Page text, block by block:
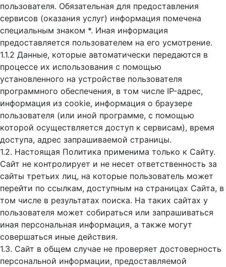
пользователя. Обязательная для предоставления
сервисов (оказания услуг) информация помечена
специальным знаком *. Иная информация
предоставляется пользователем на его усмотрение.
1.1.2 Данные, которые автоматически передаются в
процессе их использования с помощью
установленного на устройстве пользователя
программного обеспечения, в том числе IP-адрес,
информация из cookie, информация о браузере
пользователя (или иной программе, с помощью
которой осуществляется доступ к cервисам), время
доступа, адрес запрашиваемой страницы.
1.2. Настоящая Политика применима только к Сайту.
Сайт не контролирует и не несет ответственность за
сайты третьих лиц, на которые пользователь может
перейти по ссылкам, доступным на страницах Сайта, в
том числе в результатах поиска. На таких сайтах у
пользователя может собираться или запрашиваться
иная персональная информация, а также могут
совершаться иные действия.
1.3. Сайт в общем случае не проверяет достоверность
персональной информации, предоставляемой